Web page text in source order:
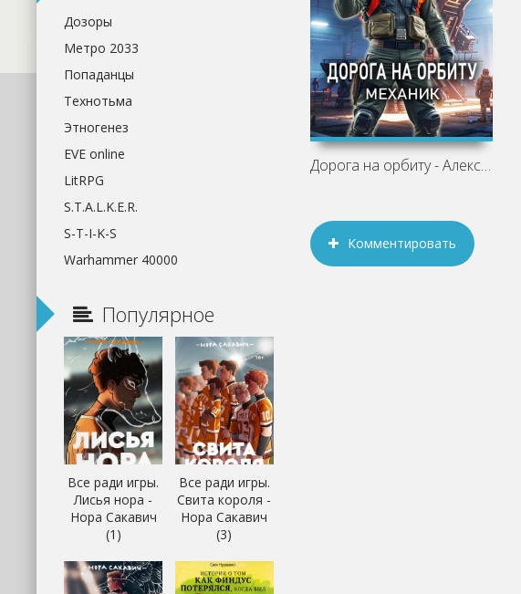
Дорога на орбиту - Алекс Орлов
Комментировать
Дозоры
Метро 2033
Попаданцы
Технотьма
Этногенез
EVE online
LitRPG
S.T.A.L.K.E.R.
S-T-I-K-S
Warhammer 40000
Популярное
Все ради игры.
Лисья нора -
Нора Сакавич
(1)
Все ради игры.
Свита короля -
Нора Сакавич
(3)